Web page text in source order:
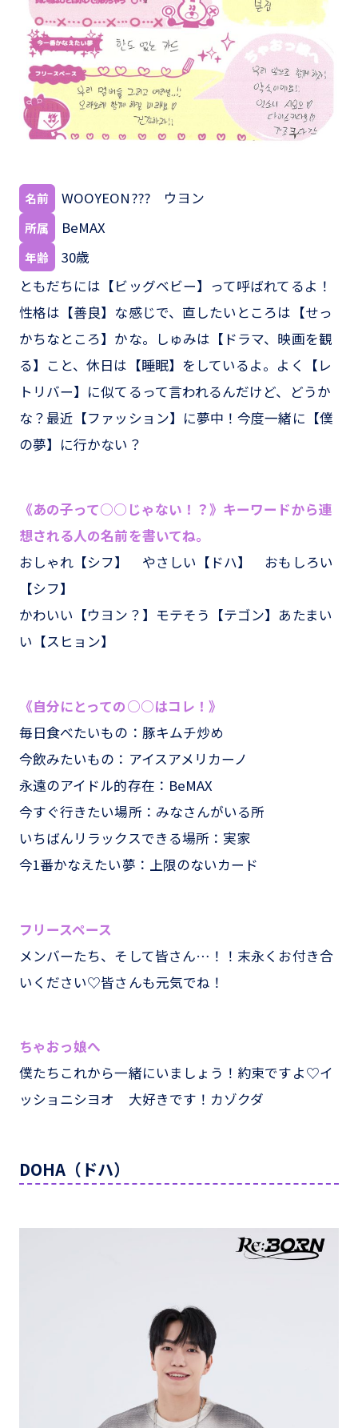
名前 WOOYEON??? ウヨン
所属 BeMAX
年齢
30歳
ともだちには【ビッグベビー】って呼ばれてるよ！
性格は【善良】な感じで、直したいところは【せっ
かちなところ】かな。しゅみは【ドラマ、映画を観
る】こと、休日は【睡眠】をしているよ。よく【レ
トリバー】に似てるって言われるんだけど、どうか
な？最近【ファッション】に夢中！今度一緒に【僕
の夢】に行かない？
《あの子って○○じゃない！？》キーワードから連
想される人の名前を書いてね。
おしゃれ【シフ】 やさしい【ドハ】 おもしろい
【シフ】
かわいい【ウヨン？】モテそう【テゴン】あたまい
い【スヒョン】
《自分にとっての○○はコレ！》
毎日食べたいもの：豚キムチ炒め
今飲みたいもの：アイスアメリカーノ
永遠のアイドル的存在：BeMAX
今すぐ行きたい場所：みなさんがいる所
いちばんリラックスできる場所：実家
今1番かなえたい夢：上限のないカード
フリースペース
メンバーたち、そして皆さん…！！末永くお付き合
いください♡皆さんも元気でね！
ちゃおっ娘へ
僕たちこれから一緒にいましょう！約束ですよ♡イ
ッショニシヨオ 大好きです！カゾクダ
DOHA（ドハ）